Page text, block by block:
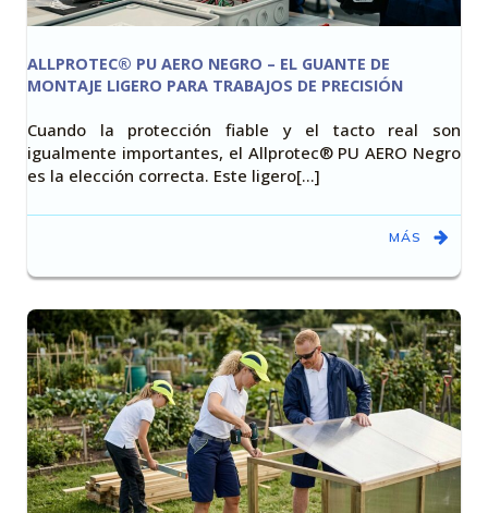
ALLPROTEC® PU AERO NEGRO – EL GUANTE DE
MONTAJE LIGERO PARA TRABAJOS DE PRECISIÓN
Cuando la protección fiable y el tacto real son
igualmente importantes, el Allprotec® PU AERO Negro
es la elección correcta. Este ligero[…]
MÁS